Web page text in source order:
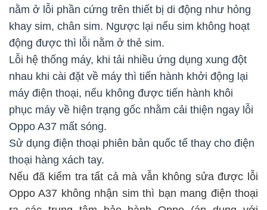
nằm ở lỗi phần cứng trên thiết bị di động như hỏng
khay sim, chân sim. Ngược lại nếu sim không hoạt
động được thì lỗi nằm ở thẻ sim.
Lỗi hệ thống máy, khi tải nhiều ứng dụng xung đột
nhau khi cài đặt về máy thì tiến hành khởi động lại
máy điện thoại, nếu không được tiến hành khôi
phục máy về hiện trạng gốc nhằm cải thiện ngay lỗi
Oppo A37 mất sóng.
Sử dụng điện thoại phiên bản quốc tế thay cho điện
thoại hàng xách tay.
Nếu đã kiểm tra tất cả mà vẫn không sửa được lỗi
Oppo A37 không nhận sim thì bạn mang điện thoại